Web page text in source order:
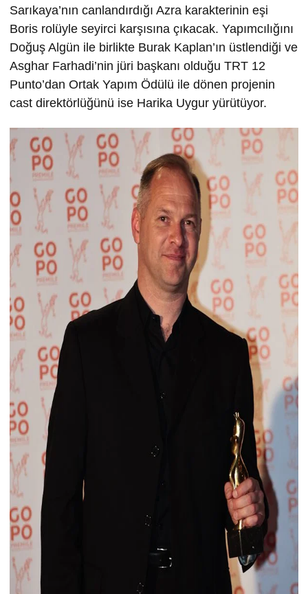
Sarıkaya’nın canlandırdığı Azra karakterinin eşi
Boris rolüyle seyirci karşısına çıkacak. Yapımcılığını
Doğuş Algün ile birlikte Burak Kaplan’ın üstlendiği ve
Asghar Farhadi’nin jüri başkanı olduğu TRT 12
Punto’dan Ortak Yapım Ödülü ile dönen projenin
cast direktörlüğünü ise Harika Uygur yürütüyor.